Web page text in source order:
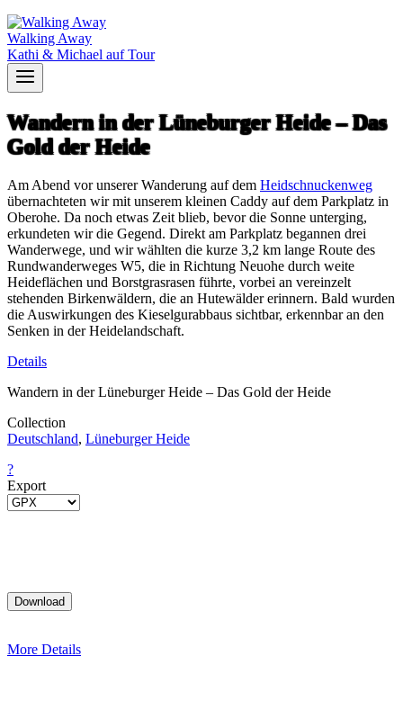
Walking Away
Kathi & Michael auf Tour
Wandern in der Lüneburger Heide – Das
Gold der Heide
Am Abend vor unserer Wanderung auf dem Heidschnuckenweg
übernachteten wir mit unserem kleinen Caddy auf dem Parkplatz in
Oberohe. Da noch etwas Zeit blieb, bevor die Sonne unterging,
erkundeten wir die Gegend. Direkt am Parkplatz begannen drei
Wanderwege, und wir wählten die kurze 3,2 km lange Route des
Rundwanderweges W5, die in Richtung Neuohe durch weite
Heideflächen und Borstgrasrasen führte, vorbei an vereinzelt
stehenden Birkenwäldern, die an Hutewälder erinnern. Bald wurden
die Auswirkungen des Kieselgurabbaus sichtbar, erkennbar an den
Senken in der Heidelandschaft.
Details
Wandern in der Lüneburger Heide – Das Gold der Heide
Collection
Deutschland, Lüneburger Heide
?
Export
More Details